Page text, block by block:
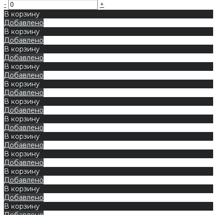
-
+
В корзину
Добавлено
В корзину
Добавлено
В корзину
Добавлено
В корзину
Добавлено
В корзину
Добавлено
В корзину
Добавлено
В корзину
Добавлено
В корзину
Добавлено
В корзину
Добавлено
В корзину
Добавлено
В корзину
Добавлено
В корзину